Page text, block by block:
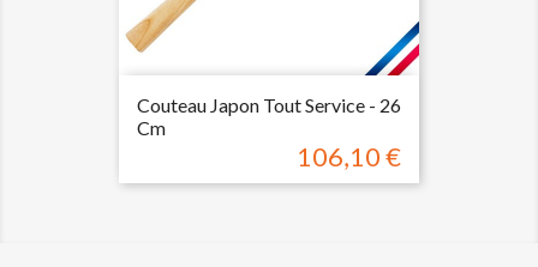
Couteau Japon Tout Service - 26
Cm
Prix
106,10 €